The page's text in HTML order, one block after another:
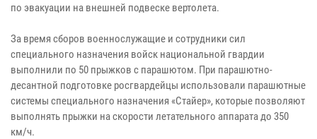
по эвакуации на внешней подвеске вертолета.
За время сборов военнослужащие и сотрудники сил
специального назначения войск национальной гвардии
выполнили по 50 прыжков с парашютом. При парашютно-
десантной подготовке росгвардейцы использовали парашютные
системы специального назначения «Стайер», которые позволяют
выполнять прыжки на скорости летательного аппарата до 350
км/ч.